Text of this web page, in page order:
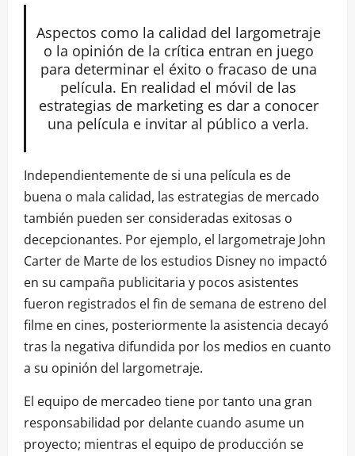
Aspectos como la calidad del largometraje
o la opinión de la crítica entran en juego
para determinar el éxito o fracaso de una
película. En realidad el móvil de las
estrategias de marketing es dar a conocer
una película e invitar al público a verla.
Independientemente de si una película es de
buena o mala calidad, las estrategias de mercado
también pueden ser consideradas exitosas o
decepcionantes. Por ejemplo, el largometraje John
Carter de Marte de los estudios Disney no impactó
en su campaña publicitaria y pocos asistentes
fueron registrados el fin de semana de estreno del
filme en cines, posteriormente la asistencia decayó
tras la negativa difundida por los medios en cuanto
a su opinión del largometraje.
El equipo de mercadeo tiene por tanto una gran
responsabilidad por delante cuando asume un
proyecto; mientras el equipo de producción se